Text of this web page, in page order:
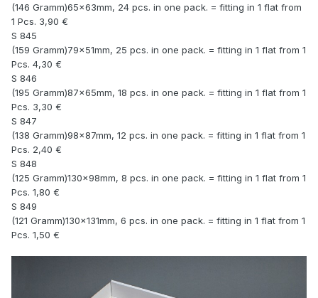
(146 Gramm)65x63mm, 24 pcs. in one pack. = fitting in 1 flat from
1 Pcs. 3,90 €
S 845
(159 Gramm)79x51mm, 25 pcs. in one pack. = fitting in 1 flat from 1
Pcs. 4,30 €
S 846
(195 Gramm)87x65mm, 18 pcs. in one pack. = fitting in 1 flat from 1
Pcs. 3,30 €
S 847
(138 Gramm)98x87mm, 12 pcs. in one pack. = fitting in 1 flat from 1
Pcs. 2,40 €
S 848
(125 Gramm)130x98mm, 8 pcs. in one pack. = fitting in 1 flat from 1
Pcs. 1,80 €
S 849
(121 Gramm)130x131mm, 6 pcs. in one pack. = fitting in 1 flat from 1
Pcs. 1,50 €